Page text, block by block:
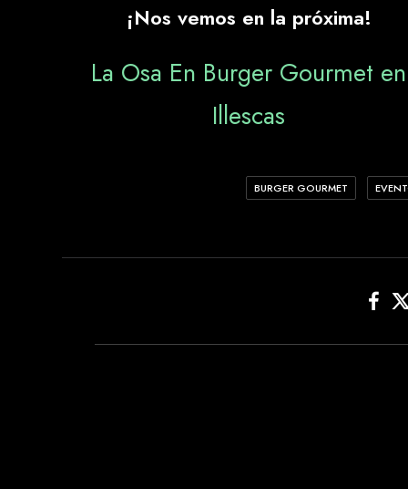
¡Nos vemos en la próxima!
La Osa En Burger Gourmet en
Illescas
BURGER GOURMET